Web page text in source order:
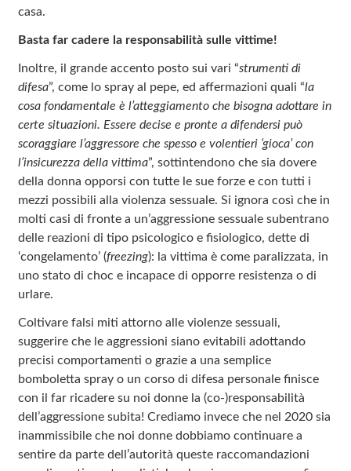
casa.
Basta far cadere la responsabilità sulle vittime!
Inoltre, il grande accento posto sui vari “strumenti di
difesa”, come lo spray al pepe, ed affermazioni quali “la
cosa fondamentale è l’atteggiamento che bisogna adottare in
certe situazioni. Essere decise e pronte a difendersi può
scoraggiare l’aggressore che spesso e volentieri ‘gioca’ con
l’insicurezza della vittima”, sottintendono che sia dovere
della donna opporsi con tutte le sue forze e con tutti i
mezzi possibili alla violenza sessuale. Si ignora così che in
molti casi di fronte a un’aggressione sessuale subentrano
delle reazioni di tipo psicologico e fisiologico, dette di
‘congelamento’ (freezing): la vittima è come paralizzata, in
uno stato di choc e incapace di opporre resistenza o di
urlare.
Coltivare falsi miti attorno alle violenze sessuali,
suggerire che le aggressioni siano evitabili adottando
precisi comportamenti o grazie a una semplice
bomboletta spray o un corso di difesa personale finisce
con il far ricadere su noi donne la (co-)responsabilità
dell’aggressione subita! Crediamo invece che nel 2020 sia
inammissibile che noi donne dobbiamo continuare a
sentire da parte dell’autorità queste raccomandazioni